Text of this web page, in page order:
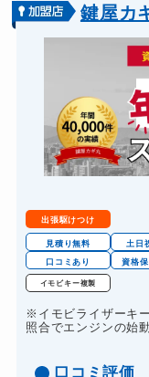
鍵屋カ
出張駆けつけ
見積り無料 土日
口コミあり
資格
イモビキー複製
※イモビライザーキ
照合でエンジンの始
口コミ評価